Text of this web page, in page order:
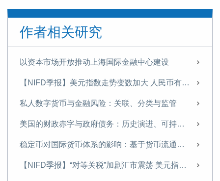
作者相关研究
以资本市场开放推动上海国际金融中心建设
【NIFD季报】美元指数走势变数加大 人民币有望温和升值——2025年年度人民币汇率分析报告
私人数字货币与金融风险：关联、分类与监管
美国的财政赤字与政府债务：历史演进、可持续性与中国应对
稳定币对国际货币体系的影响：基于货币流通域的分析
【NIFD季报】“对等关税”加剧汇市震荡 美元指数步入贬值周——2025H1人民币汇率分析报告